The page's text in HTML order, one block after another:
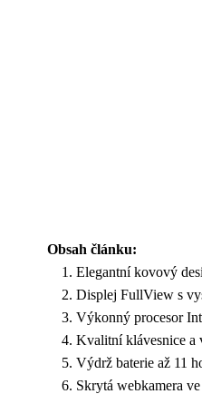
Obsah článku:
Elegantní kovový
Displej FullView s
Výkonný procesor
Kvalitní klávesnice a
Výdrž baterie až 11
Skrytá webkamera